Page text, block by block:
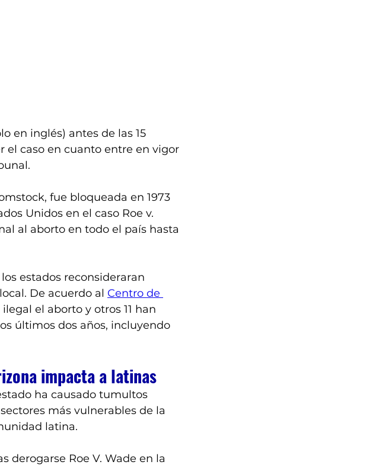
en inglés) antes de las 15
el caso en cuanto entre en vigor
fue bloqueada en 1973
Unidos en el caso Roe v.
al aborto en todo el país hasta
estados reconsideraran
De acuerdo al Centro de
el aborto y otros 11 han
últimos dos años, incluyendo
impacta a latinas
ha causado tumultos
más vulnerables de la
latina.
derogarse Roe V. Wade en la